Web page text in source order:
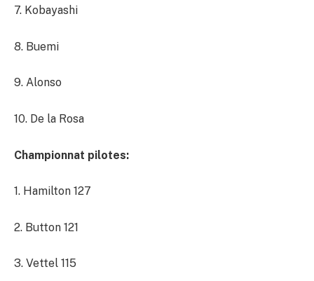
7. Kobayashi
8. Buemi
9. Alonso
10. De la Rosa
Championnat pilotes:
1. Hamilton 127
2. Button 121
3. Vettel 115